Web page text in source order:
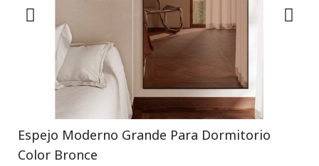
Espejo Moderno Grande Para Dormitorio
Color Bronce